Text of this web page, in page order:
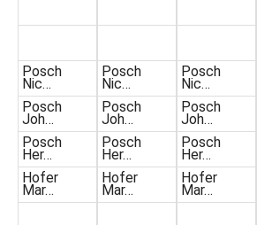
Posch
Nic…
Posch
Joh…
Posch
Her…
Hofer
Mar…
Posch
Nic…
Posch
Joh…
Posch
Her…
Hofer
Mar…
Posch
Nic…
Posch
Joh…
Posch
Her…
Hofer
Mar…